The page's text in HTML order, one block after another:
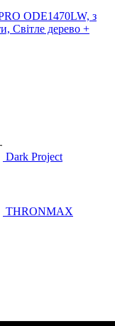
Dark Project
THRONMAX